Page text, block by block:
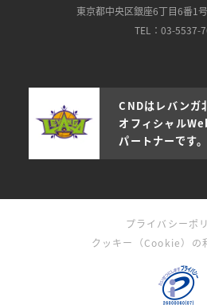
東京都中央区銀座6丁目6番1
TEL：03-5537-
CNDはレバンガ
オフィシャル
パートナーです。
プライバシーポ
クッキー（Cookie）の